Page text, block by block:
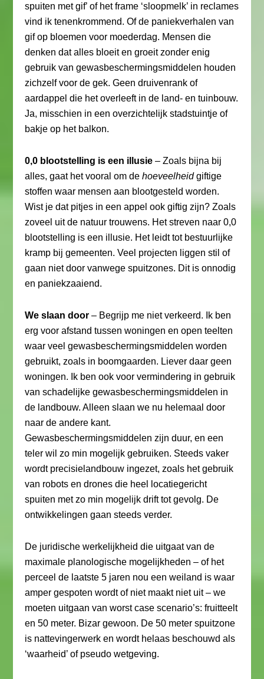
spuiten met gif’ of het frame ‘sloopmelk’ in reclames
vind ik tenenkrommend. Of de paniekverhalen van
gif op bloemen voor moederdag. Mensen die
denken dat alles bloeit en groeit zonder enig
gebruik van gewasbeschermingsmiddelen houden
zichzelf voor de gek. Geen druivenrank of
aardappel die het overleeft in de land- en tuinbouw.
Ja, misschien in een overzichtelijk stadstuintje of
bakje op het balkon.
0,0 blootstelling is een illusie– Zoals bijna bij
alles, gaat het vooral om dehoeveelheidgiftige
stoffen waar mensen aan blootgesteld worden.
Wist je dat pitjes in een appel ook giftig zijn? Zoals
zoveel uit de natuur trouwens. Het streven naar 0,0
blootstelling is een illusie. Het leidt tot bestuurlijke
kramp bij gemeenten. Veel projecten liggen stil of
gaan niet door vanwege spuitzones. Dit is onnodig
en paniekzaaiend.
We slaan door – Begrijp me niet verkeerd. Ik ben
erg voor afstand tussen woningen en open teelten
waar veel gewasbeschermingsmiddelen worden
gebruikt, zoals in boomgaarden. Liever daar geen
woningen. Ik ben ook voor vermindering in gebruik
van schadelijke gewasbeschermingsmiddelen in
de landbouw. Alleen slaan we nu helemaal door
naar de andere kant.
Gewasbeschermingsmiddelen zijn duur, en een
teler wil zo min mogelijk gebruiken. Steeds vaker
wordt precisielandbouw ingezet, zoals het gebruik
van robots en drones die heel locatiegericht
spuiten met zo min mogelijk drift tot gevolg. De
ontwikkelingen gaan steeds verder.
De juridische werkelijkheid die uitgaat van de
maximale planologische mogelijkheden – of het
perceel de laatste 5 jaren nou een weiland is waar
amper gespoten wordt of niet maakt niet uit – we
moeten uitgaan van worst case scenario’s: fruitteelt
en 50 meter. Bizar gewoon. De 50 meter spuitzone
is nattevingerwerk en wordt helaas beschouwd als
‘waarheid’ of pseudo wetgeving.